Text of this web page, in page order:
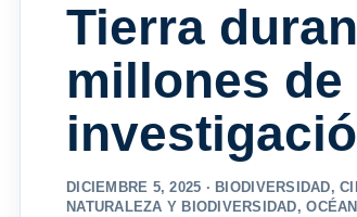
Tierra
millones
DICIEMBRE 5, 2025 · BIODIVERSIDAD,
NATURALEZA Y BIODIVERSIDAD,